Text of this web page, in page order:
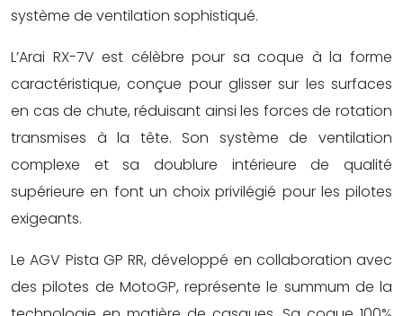
système de ventilation sophistiqué.
L’Arai RX-7V est célèbre pour sa coque à la forme
caractéristique, conçue pour glisser sur les surfaces
en cas de chute, réduisant ainsi les forces de rotation
transmises à la tête. Son système de ventilation
complexe et sa doublure intérieure de qualité
supérieure en font un choix privilégié pour les pilotes
exigeants.
Le AGV Pista GP RR, développé en collaboration avec
des pilotes de MotoGP, représente le summum de la